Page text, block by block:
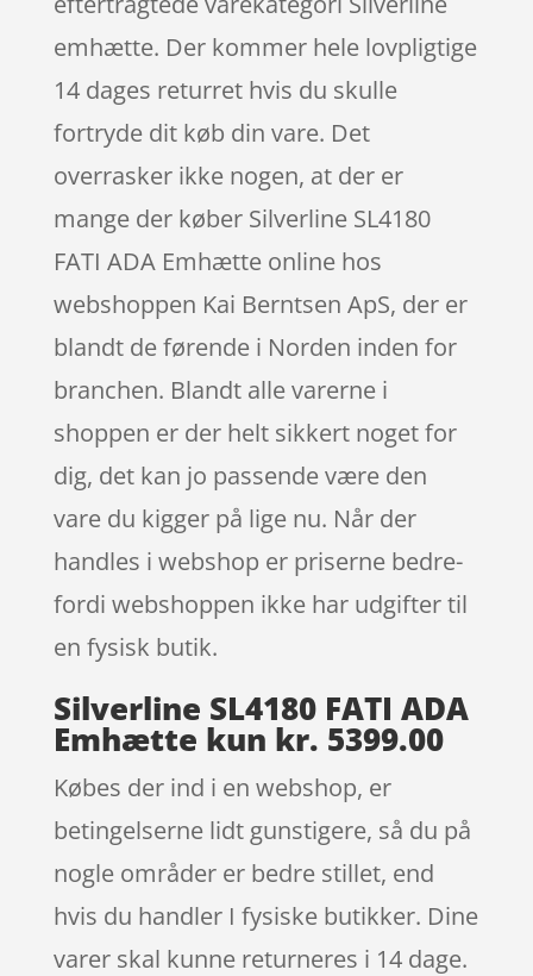
emhætte. Der kommer hele lovpligtige
14 dages returret hvis du skulle
fortryde dit køb din vare. Det
overrasker ikke nogen, at der er
mange der køber Silverline SL4180
FATI ADA Emhætte online hos
webshoppen Kai Berntsen ApS, der er
blandt de førende i Norden inden for
branchen. Blandt alle varerne i
shoppen er der helt sikkert noget for
dig, det kan jo passende være den
vare du kigger på lige nu. Når der
handles i webshop er priserne bedre-
fordi webshoppen ikke har udgifter til
en fysisk butik.
Silverline SL4180 FATI ADA
Emhætte kun kr. 5399.00
Købes der ind i en webshop, er
betingelserne lidt gunstigere, så du på
nogle områder er bedre stillet, end
hvis du handler I fysiske butikker. Dine
varer skal kunne returneres i 14 dage.